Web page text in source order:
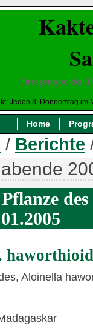
Ortsgruppe der
Jeden 3. Donnerstag im
Home
/ Berichte
Aloinella